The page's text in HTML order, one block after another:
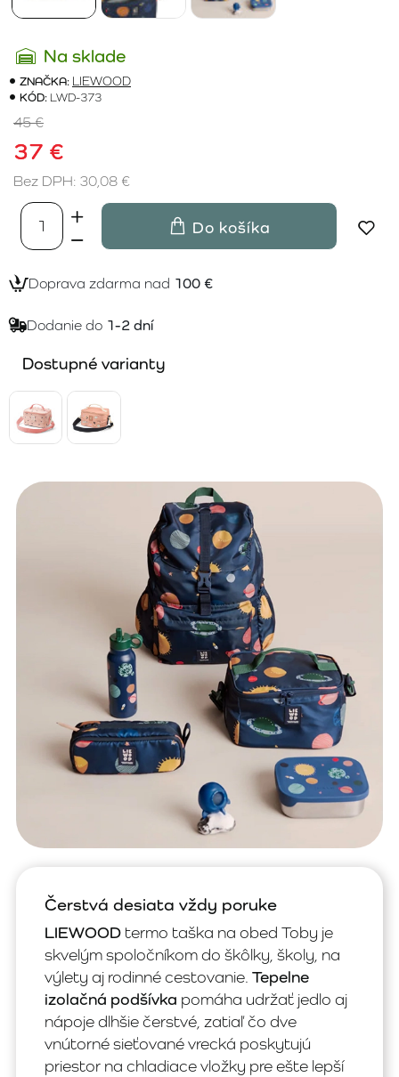
Na sklade
ZNAČKA: LIEWOOD
KÓD: LWD-373
37 €
45 €
Bez DPH: 30,08 €
Do košíka
Doprava zdarma nad 100 €
Dodanie do 1-2 dní
Dostupné varianty
Čerstvá desiata vždy poruke
LIEWOOD termo taška na obed Toby je
skvelým spoločníkom do škôlky, školy, na
výlety aj rodinné cestovanie. Tepelne
izolačná podšívka pomáha udržať jedlo aj
nápoje dlhšie čerstvé, zatiaľ čo dve
vnútorné sieťované vrecká poskytujú
priestor na chladiace vložky pre ešte lepší